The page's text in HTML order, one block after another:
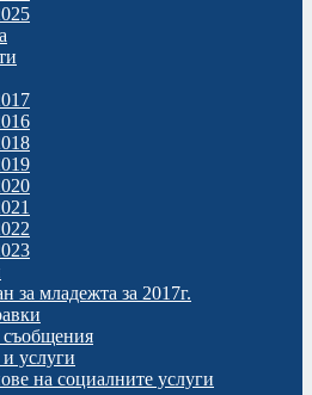
за младежта за 2017г.
услуги
на социалните услуги